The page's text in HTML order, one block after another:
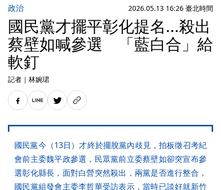
政治 2026.05.13 16:26 臺北時間
國民黨才擺平彰化提名...殺出
蔡壁如喊參選 「藍白合」給
軟釘
記者 ｜ 林婉珺
國民黨今（13日）才終於擺脫黨內歧見，拍板徵召考紀
會前主委魏平政參選，民眾黨前立委蔡壁如卻突宣布參
選彰化縣長，面對白營突然殺出，兩黨是否進行整合，
國民黨組發會主委李哲華受訪表示，當時已談好就新竹